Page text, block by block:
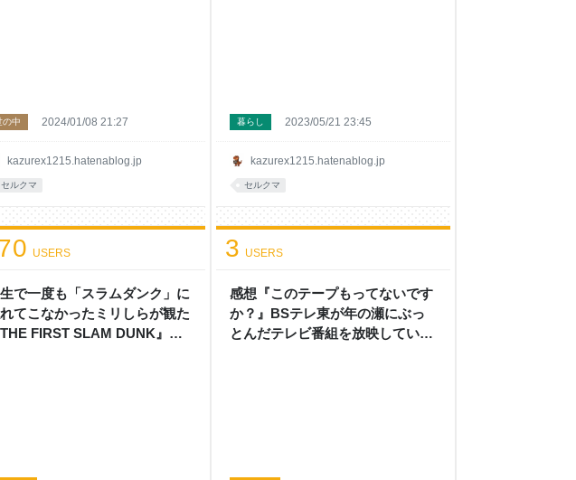
kazurex1215.hatenablog.jp
の中 2024/01/08 21:27
セルクマ
kazurex1215.hatenablog.jp
暮らし 2023/05/21 23:45
セルクマ
で一度も「スラムダンク」に
てこなかったミリしらが観た
THE FIRST SLAM DUNK』の
USERS
感想『このテープもってないです
か？』BSテレ東が年の瀬にぶっ
とんだテレビ番組を放映していた
3 USERS